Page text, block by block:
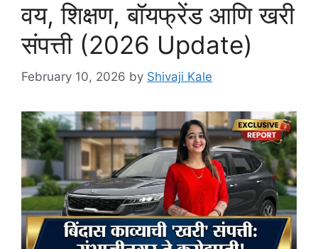
वय, शिक्षण, बॉयफ्रेंड आणि खरी
संपत्ती (2026 Update)
February 10, 2026 by Shivaji Kale